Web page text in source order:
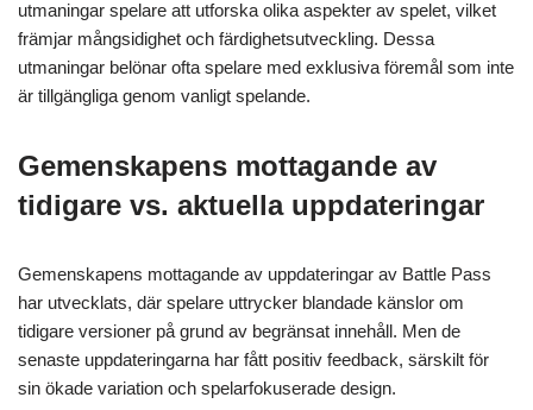
utmaningar spelare att utforska olika aspekter av spelet, vilket
främjar mångsidighet och färdighetsutveckling. Dessa
utmaningar belönar ofta spelare med exklusiva föremål som inte
är tillgängliga genom vanligt spelande.
Gemenskapens mottagande av
tidigare vs. aktuella uppdateringar
Gemenskapens mottagande av uppdateringar av Battle Pass
har utvecklats, där spelare uttrycker blandade känslor om
tidigare versioner på grund av begränsat innehåll. Men de
senaste uppdateringarna har fått positiv feedback, särskilt för
sin ökade variation och spelarfokuserade design.